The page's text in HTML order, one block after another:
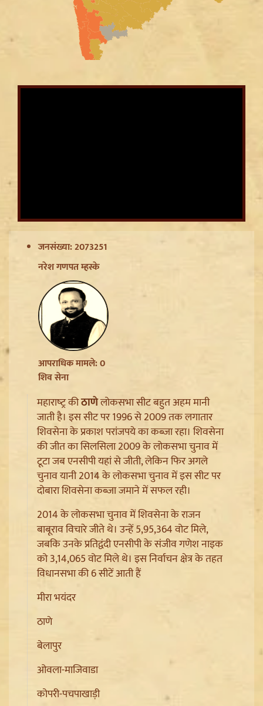
Mayawati on SP: गिरगिट की तरह रंग बदलती है सपा,
ब्राह्मणों को लुभाने के लिए Akhilesh Yadav का नया दांव
CWG Silver Medalist Gyaneshwari Yadav को CM
Vishnu Deo Sai का बड़ा तोहफा, मिलेंगी DSP की
सम्मानजनक नौकरी
Jharkhand JPSC JSSC Protest: सियासी रंग में रंगा
आंदोलन, Rahul Gandhi ने छात्रों को दिया Reforms का
भरोसा
Article 370 Anniversary पर Jammu-Kashmir में भारी
सुरक्षा, Amarnath Yatra सस्पेंड और हाईवे हुआ सील
जनसंख्या: 2073251
नरेश गणपत म्हस्के
आपराधिक मामले: 0
शिव सेना
महाराष्‍ट्र कीठाणेलोकसभा सीट बहुत अहम मानी
जाती है। इस सीट पर 1996 से 2009 तक लगातार
शिवसेना के प्रकाश परांजपये का कब्जा रहा। शिवसेना
की जीत का सिलसिला 2009 के लोकसभा चुनाव में
टूटा जब एनसीपी यहां से जीती, लेकिन फिर अगले
चुनाव यानी 2014 के लोकसभा चुनाव में इस सीट पर
दोबारा शिवसेना कब्जा जमाने में सफल रही।
2014 के लोकसभा चुनाव में शिवसेना के राजन
बाबूराव विचारे जीते थे। उन्हें 5,95,364 वोट मिले,
जबकि उनके प्रतिद्वंदी एनसीपी के संजीव गणेश नाइक
को 3,14,065 वोट मिले थे। इस निर्वाचन क्षेत्र के तहत
विधानसभा की 6 सीटें आती हैं
मीरा भयंदर
ठाणे
बेलापुर
ओवला-माजिवाडा
कोपरी-पचपाखाड़ी